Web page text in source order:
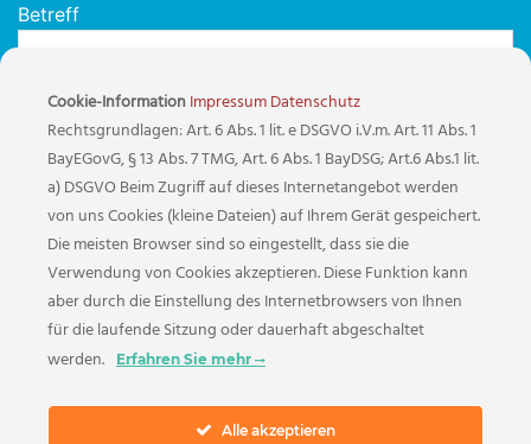
Betreff
Ihre Nachricht
Bitte folgenden Code eingeben (Pflichtfeld)
Cookie-InformationImpressumDatenschutz
Rechtsgrundlagen: Art. 6 Abs. 1 lit. e DSGVO i.V.m. Art. 11 Abs. 1
BayEGovG, § 13 Abs. 7 TMG, Art. 6 Abs. 1 BayDSG; Art.6 Abs.1 lit.
a) DSGVO Beim Zugriff auf dieses Internetangebot werden
von uns Cookies (kleine Dateien) auf Ihrem Gerät gespeichert.
Die meisten Browser sind so eingestellt, dass sie die
Verwendung von Cookies akzeptieren. Diese Funktion kann
aber durch die Einstellung des Internetbrowsers von Ihnen
für die laufende Sitzung oder dauerhaft abgeschaltet
werden.
Erfahren Sie mehr
Alle akzeptieren